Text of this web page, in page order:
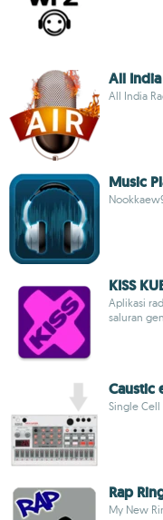
All
All India
Music
KISS
Aplikasi
saluran
Caustic
Single
Rap
My New